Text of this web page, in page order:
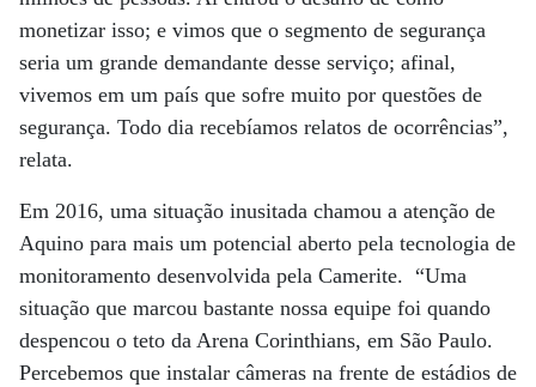
monetizar isso; e vimos que o segmento de segurança
seria um grande demandante desse serviço; afinal,
vivemos em um país que sofre muito por questões de
segurança. Todo dia recebíamos relatos de ocorrências”,
relata.
Em 2016, uma situação inusitada chamou a atenção de
Aquino para mais um potencial aberto pela tecnologia de
monitoramento desenvolvida pela Camerite. “Uma
situação que marcou bastante nossa equipe foi quando
despencou o teto da Arena Corinthians, em São Paulo.
Percebemos que instalar câmeras na frente de estádios de